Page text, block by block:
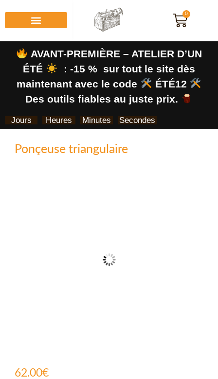
0
AVANT-PREMIÈRE – ATELIER D’UN
ÉTÉ
: -15 % sur tout le site dès
maintenant avec le code
ÉTÉ12
Des outils fiables au juste prix.
Jours Heures Minutes Secondes
Ponçeuse triangulaire
62.00€